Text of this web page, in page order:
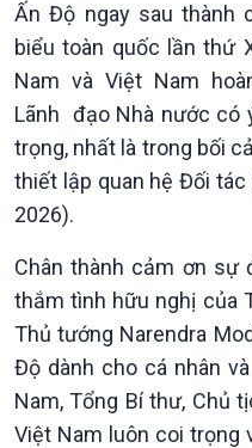
Giới thiệu
Ấn Độ ngay sau thành
biểu toàn quốc lần thứ
Nam và Việt Nam
Lãnh đạo Nhà nước có
trọng, nhất là trong bối
thiết lập quan hệ Đối tác
2026).
Chân thành cảm ơn sự
thắm tình hữu nghị của
Thủ tướng Narendra
Độ dành cho cá nhân
Nam, Tổng Bí thư, Chủ
Việt Nam luôn coi trọng